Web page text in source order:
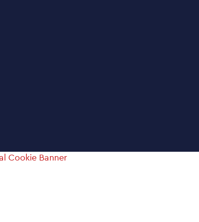
Cookie Banner